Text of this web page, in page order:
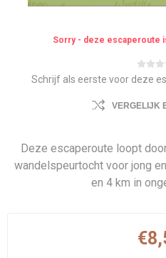
Sorry - deze escaperoute
Schrijf als eerste voor deze
VERGELIJK
Deze escaperoute loopt
wandelspeurtocht voor jong
en 4 km in